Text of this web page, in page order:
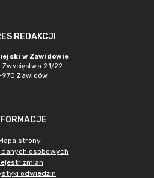
REDAKCJI
w Zawidowie
Zwycięstwa 21/22
970 Zawidów
strony
danych osobowych
zmian
odwiedzin